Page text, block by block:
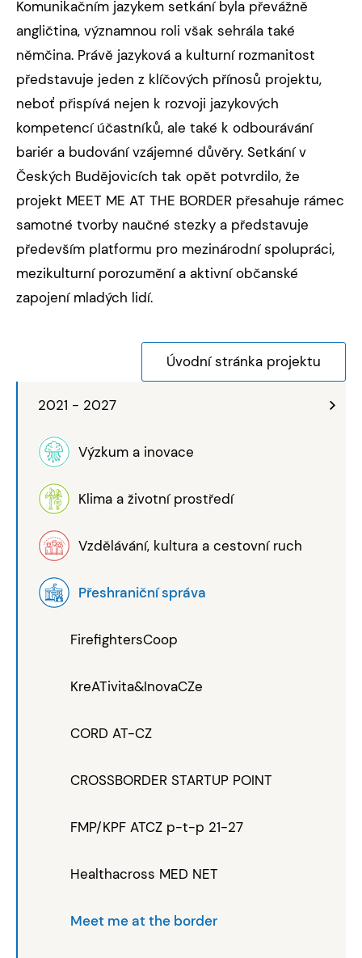
2021 - 2027
Výzkum a inovace
Klima a životní prostředí
Vzdělávání, kultura a cestovní ruch
Přeshraniční správa
FirefightersCoop
KreATivita&InovaCZe
CORD AT-CZ
CROSSBORDER STARTUP POINT
FMP/KPF ATCZ p-t-p 21-27
Healthacross MED NET
Meet me at the border
Komunikačním jazykem setkání byla převážně
angličtina, významnou roli však sehrála také
němčina. Právě jazyková a kulturní rozmanitost
představuje jeden z klíčových přínosů projektu,
neboť přispívá nejen k rozvoji jazykových
kompetencí účastníků, ale také k odbourávání
bariér a budování vzájemné důvěry. Setkání v
Českých Budějovicích tak opět potvrdilo, že
projekt MEET ME AT THE BORDER přesahuje rámec
samotné tvorby naučné stezky a představuje
především platformu pro mezinárodní spolupráci,
mezikulturní porozumění a aktivní občanské
zapojení mladých lidí.
Úvodní stránka projektu